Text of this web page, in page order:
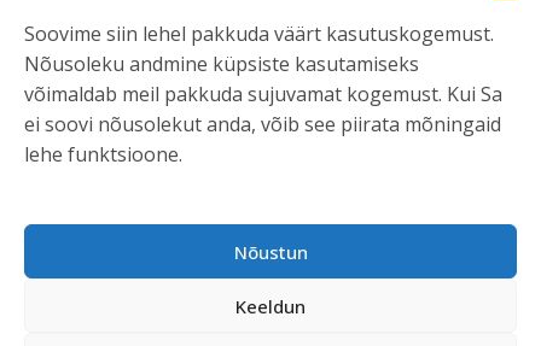
Soovime siin lehel pakkuda väärt kasutuskogemust.
Nõusoleku andmine küpsiste kasutamiseks
võimaldab meil pakkuda sujuvamat kogemust. Kui Sa
ei soovi nõusolekut anda, võib see piirata mõningaid
lehe funktsioone.
Nõustun
Keeldun